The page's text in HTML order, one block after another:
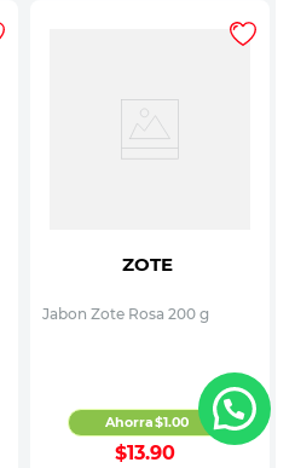
ZOTE
Jabon Zote Rosa 200 g
$13.90
Ahorra$1.00